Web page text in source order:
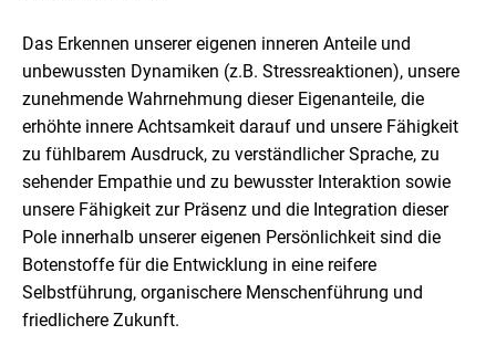
Das Erkennen unserer eigenen inneren Anteile und
unbewussten Dynamiken (z.B. Stressreaktionen), unsere
zunehmende Wahrnehmung dieser Eigenanteile, die
erhöhte innere Achtsamkeit darauf und unsere Fähigkeit
zu fühlbarem Ausdruck, zu verständlicher Sprache, zu
sehender Empathie und zu bewusster Interaktion sowie
unsere Fähigkeit zur Präsenz und die Integration dieser
Pole innerhalb unserer eigenen Persönlichkeit sind die
Botenstoffe für die Entwicklung in eine reifere
Selbstführung, organischere Menschenführung und
friedlichere Zukunft.